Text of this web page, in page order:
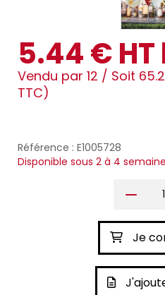
5.44 €
Vendu par 12 / Soit
TTC)
Référence : E1005728
Disponible sous 2 à 4
Je